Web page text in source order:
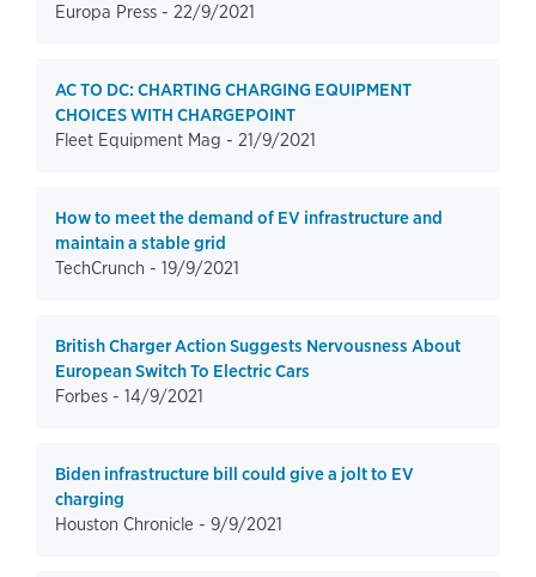
Europa Press - 22/9/2021
AC TO DC: CHARTING CHARGING EQUIPMENT
CHOICES WITH CHARGEPOINT
Fleet Equipment Mag - 21/9/2021
How to meet the demand of EV infrastructure and
maintain a stable grid
TechCrunch - 19/9/2021
British Charger Action Suggests Nervousness About
European Switch To Electric Cars
Forbes - 14/9/2021
Biden infrastructure bill could give a jolt to EV
charging
Houston Chronicle - 9/9/2021